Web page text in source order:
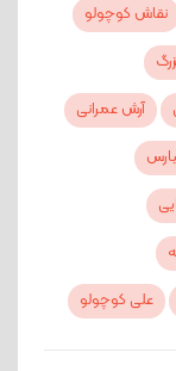
نقاش کوچولو
آرش عمرانی
علی کوچولو